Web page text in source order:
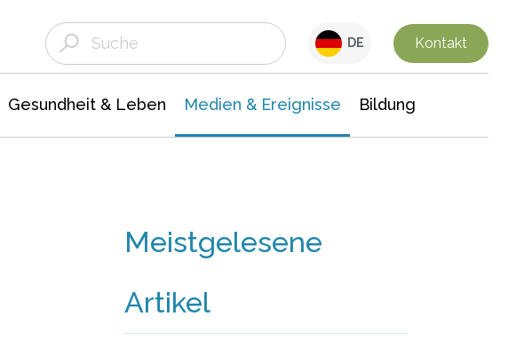
DE Kontakt
Gesundheit & Leben Medien & Ereignisse Bildung
Meistgelesene
Artikel